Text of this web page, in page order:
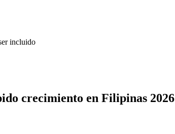
incluido
crecimiento en Filipinas 2026